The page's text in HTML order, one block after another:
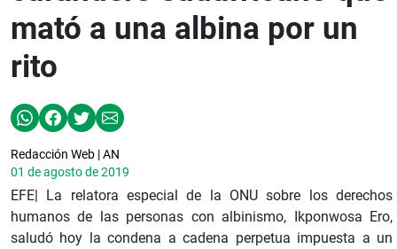
mató a una albina por un
rito
Redacción Web | AN
01 de agosto de 2019
EFE| La relatora especial de la ONU sobre los derechos
humanos de las personas con albinismo, Ikponwosa Ero,
saludó hoy la condena a cadena perpetua impuesta a un